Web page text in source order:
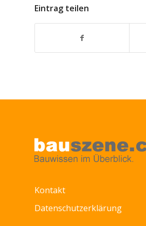
Eintrag teilen
Kontakt
Datenschutzerklärung